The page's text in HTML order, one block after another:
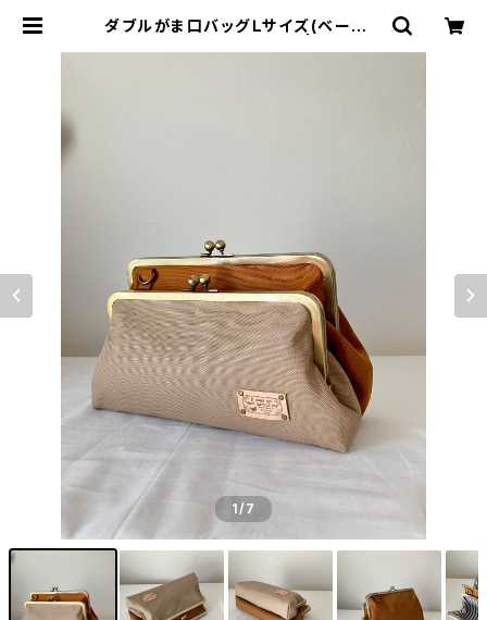
ダブルがま口バッグＬサイズ(ベージュ
1/7